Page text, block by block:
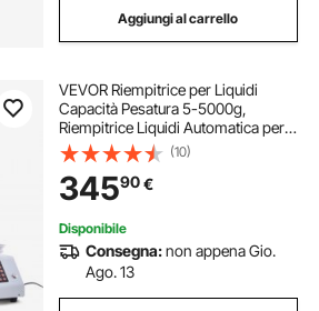
Aggiungi al carrello
VEVOR Riempitrice per Liquidi
Capacità Pesatura 5-5000g,
Riempitrice Liquidi Automatica per
Bottiglie Controllo Digitale,
Riempitrice da Banco con Pompa
Peristaltica Liquido ad alta Viscosità
(10)
34590€
Disponibile
Consegna:non appena Gio.
Ago. 13